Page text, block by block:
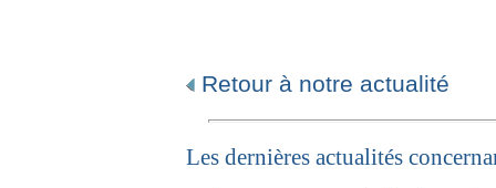
Retour à notre actualité
Les dernières actualités